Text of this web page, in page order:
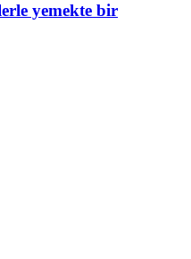
yemekte bir